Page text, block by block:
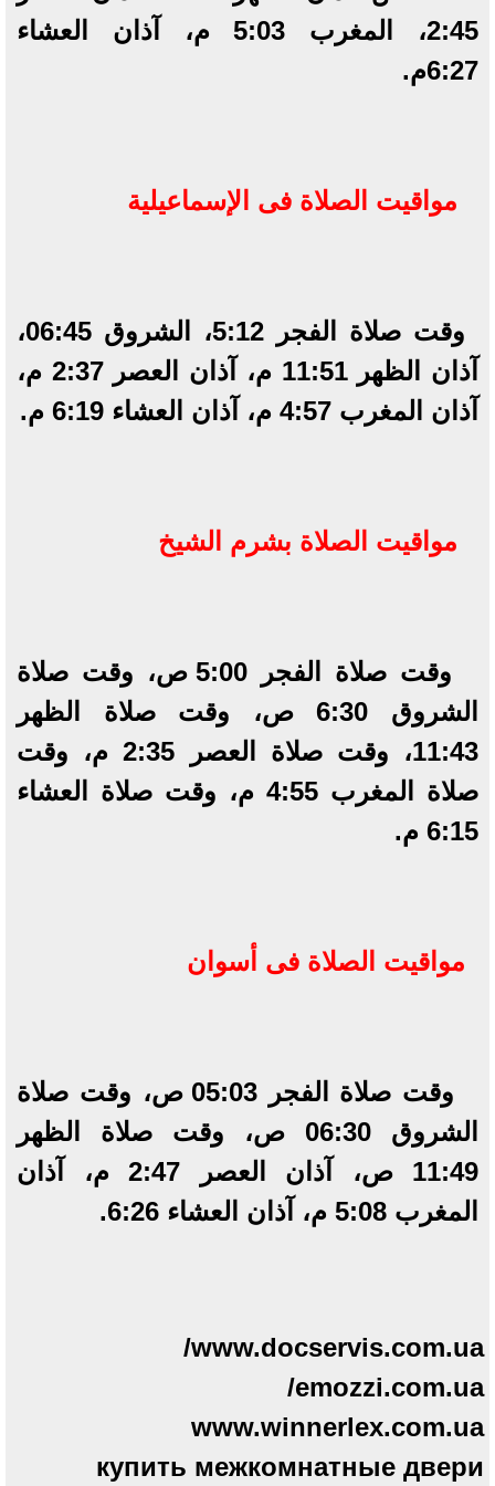
2:45، المغرب 5:03 م، آذان العشاء
6:27م.
مواقيت الصلاة فى الإسماعيلية
وقت صلاة الفجر 5:12، الشروق 06:45،
آذان الظهر 11:51 م، آذان العصر 2:37 م،
آذان المغرب 4:57 م، آذان العشاء 6:19 م.
مواقيت الصلاة بشرم الشيخ
وقت صلاة الفجر 5:00 ص، وقت صلاة
الشروق 6:30 ص، وقت صلاة الظهر
11:43، وقت صلاة العصر 2:35 م، وقت
صلاة المغرب 4:55 م، وقت صلاة العشاء
6:15 م.
مواقيت الصلاة فى أسوان
وقت صلاة الفجر 05:03 ص، وقت صلاة
الشروق 06:30 ص، وقت صلاة الظهر
11:49 ص، آذان العصر 2:47 م، آذان
المغرب 5:08 م، آذان العشاء 6:26.
www.docservis.com.ua/
emozzi.com.ua/
www.winnerlex.com.ua
купить межкомнатные двери